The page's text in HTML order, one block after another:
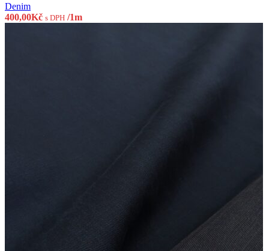
Denim
400,00Kč s DPH /1m